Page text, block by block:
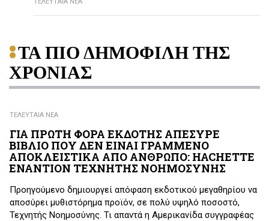
ΤΑ ΠΙΟ ΔΗΜΟΦΙΛΗ ΤΗΣ
ΧΡΟΝΙΑΣ
ΤΕΛΕΥΤΑΙΑ ΝΕΑ
ΓΙΑ ΠΡΩΤΗ ΦΟΡΑ ΕΚΔΟΤΗΣ ΑΠΕΣΥΡΕ
ΒΙΒΛΙΟ ΠΟΥ ΔΕΝ ΕΙΝΑΙ ΓΡΑΜΜΕΝΟ
ΑΠΟΚΛΕΙΣΤΙΚΑ ΑΠΟ ΑΝΘΡΩΠΟ: HACHETTE
ΕΝΑΝΤΙΟΝ ΤΕΧΝΗΤΗΣ ΝΟΗΜΟΣΥΝΗΣ
Προηγούμενο δημιουργεί απόφαση εκδοτικού μεγαθηρίου να
αποσύρει μυθιστόρημα προϊόν, σε πολύ υψηλό ποσοστό,
Τεχνητής Νοημοσύνης. Τι απαντά η Αμερικανίδα συγγραφέας